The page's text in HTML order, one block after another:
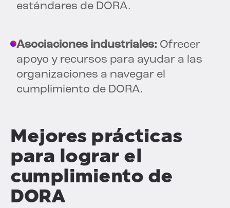
estándares de DORA.
Asociaciones industriales: Ofrecer
apoyo y recursos para ayudar a las
organizaciones a navegar el
cumplimiento de DORA.
Mejores prácticas
para lograr el
cumplimiento de
DORA